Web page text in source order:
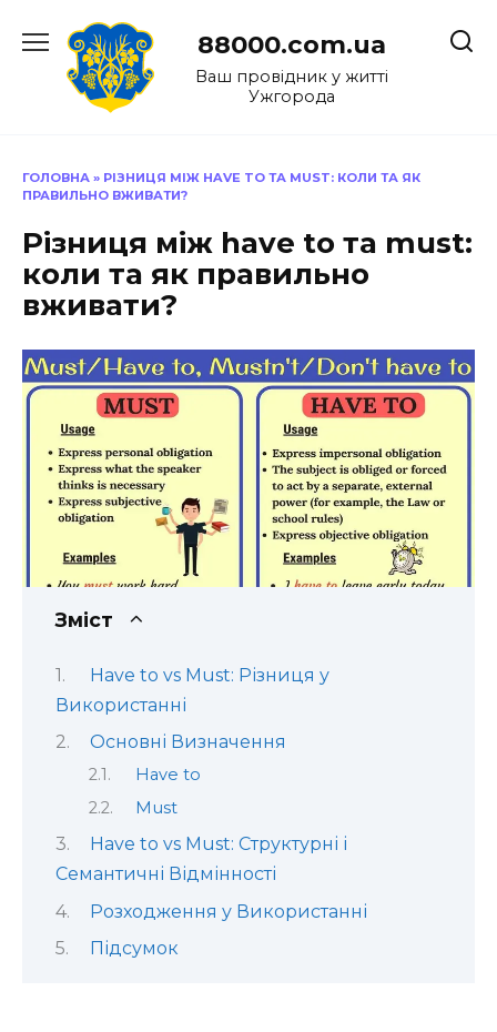
до
88000.com.ua
Ваш провідник у житті
Ужгорода
ГОЛОВНА » РІЗНИЦЯ МІЖ HAVE TO ТА MUST: КОЛИ ТА ЯК
ПРАВИЛЬНО ВЖИВАТИ?
Різниця між have to та must:
коли та як правильно
вживати?
Зміст
Have to vs Must: Різниця у
Використанні
Основні Визначення
Have to
Must
Have to vs Must: Структурні і
Семантичні Відмінності
Розходження у Використанні
Підсумок